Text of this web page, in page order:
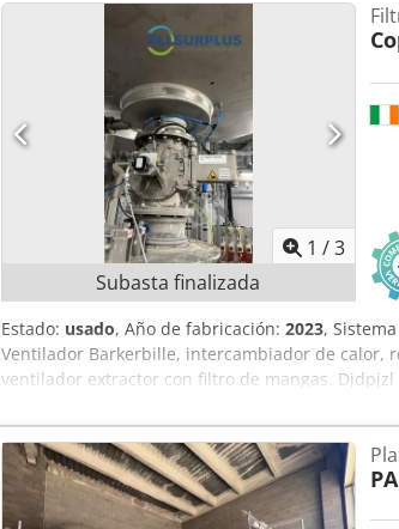
1 /3
Subasta finalizada
Estado: usado, Año de fabricación: 2023,
Ventilador Barkerbille, intercambiador de calor,
ventilador extractor con filtro de mangas. Djdpjzl
del vendedor. Se notificará a los licitadores